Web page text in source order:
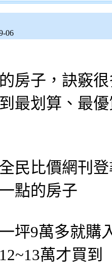
06
房子，訣竅
最划算、最
民比價網刊
點的房子
坪9萬多就購
萬才買到